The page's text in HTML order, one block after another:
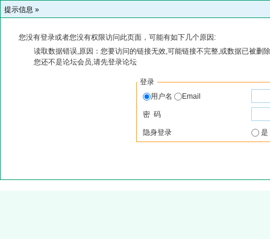
提示信息 »
您没有登录或者您没有权限访问此页面，可能有如下几个原因:
读取数据错误,原因：您要访问的链接无效,可能链接不完整,或数据已被删
您还不是论坛会员,请先登录论坛
登录
用户名
Email
密 码
隐身登录